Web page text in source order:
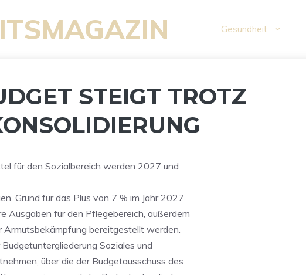
Gesundheit
STEIGT TROTZ
für den Sozialbereich werden 2027 und
Grund für das Plus von 7 % im Jahr 2027
Ausgaben für den Pflegebereich, außerdem
bereitgestellt werden.
Soziales und
über die der Budgetausschuss des